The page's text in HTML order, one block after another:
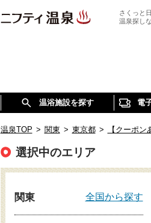
さくっと
温泉探し
温浴施設を探す 電
温泉TOP > 関東 > 東京都 > 【クーポ
選択中のエリア
関東 全国から探す